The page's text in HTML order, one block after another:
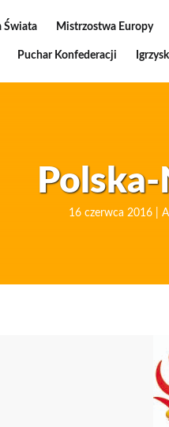
Świata Mistrzostwa Europy
Puchar Konfederacji
16 czerwca 2016 |